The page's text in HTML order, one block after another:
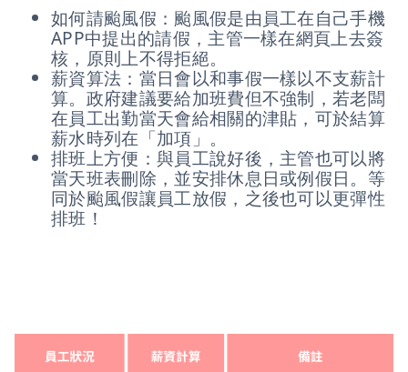
如何請颱風假：颱風假是由員工在自己手機
APP中提出的請假，主管一樣在網頁上去簽
核，原則上不得拒絕。
薪資算法：當日會以和事假一樣以不支薪計
算。政府建議要給加班費但不強制，若老闆
在員工出勤當天會給相關的津貼，可於結算
薪水時列在「加項」。
排班上方便：與員工說好後，主管也可以將
當天班表刪除，並安排休息日或例假日。等
同於颱風假讓員工放假，之後也可以更彈性
排班！